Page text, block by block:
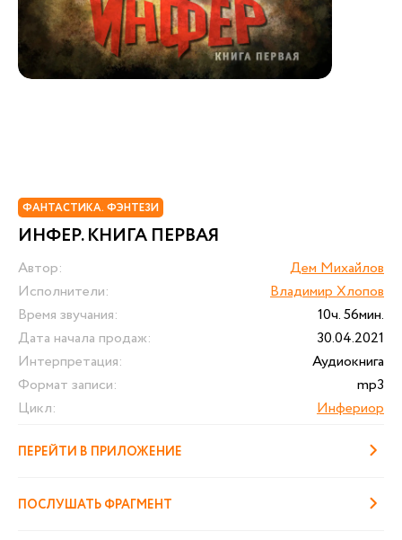
ФАНТАСТИКА. ФЭНТЕЗИ
ИНФЕР. КНИГА ПЕРВАЯ
Автор:
Дем Михайлов
Исполнители:
Владимир Хлопов
Время звучания:
10ч. 56мин.
Дата начала продаж:
30.04.2021
Интерпретация:
Аудиокнига
Формат записи:
mp3
Цикл:
Инфериор
ПЕРЕЙТИ В ПРИЛОЖЕНИЕ
ПОСЛУШАТЬ ФРАГМЕНТ